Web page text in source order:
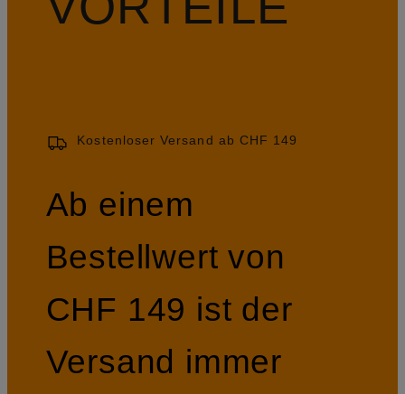
Kostenloser Versand ab CHF 149
Ab einem
Bestellwert von
CHF 149 ist der
Versand immer